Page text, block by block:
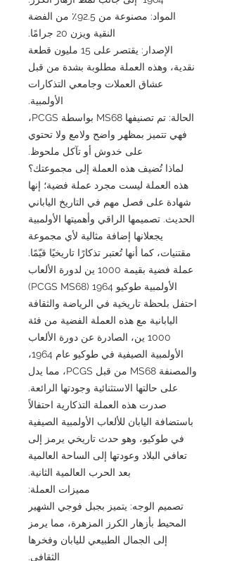
المواد: مصنوعة من 92.5٪ من الفضة
النقية ويزن 20 جرامًا.
الإصدار: يقتصر على 15 مليون قطعة
نقدية، وهذه العملة مطلوبة بشدة من قبل
عشاق العملات وجامعي التذكارات
الأولمبية.
الحالة: تم تصنيفها MS68 بواسطة PCGS،
فهي تتميز بمظهر واضح ولامع ولا تحتوي
على خدوش أو تآكل ملحوظ.
لماذا تُضيف هذه العملة إلى مجموعتك؟
هذه العملة ليست مجرد عملة فضية؛ إنها
شهادة على فصل مهم في التاريخ الياباني
الحديث. تصميمها الراقي وأهميتها الأولمبية
يجعلانها إضافة مثالية لأي مجموعة
مقتنيات، كما أنها تُعتبر تذكارًا تاريخيًا قيّمًا.
عملة فضية بقيمة 1000 ين لدورة الألعاب
الأولمبية طوكيو 1964 (PCGS MS68)
احتفل بلحظة تاريخية في الرياضة والثقافة
اليابانية مع هذه العملة الفضية من فئة
1000 ين، الصادرة عن دورة الألعاب
الأولمبية الصيفية في طوكيو عام 1964،
والمصنفة MS68 من قبل PCGS، مما يدل
على حالتها الاستثنائية وجودتها الرائعة.
صدرت هذه العملة التذكارية احتفالاً
باستضافة اليابان للألعاب الأولمبية الصيفية
في طوكيو، وهو حدث تاريخي يرمز إلى
تعافي البلاد وعودتها إلى الساحة العالمية
بعد الحرب العالمية الثانية.
مميزات العملة:
تصميم الوجه: يتميز بجبل فوجي الشهير
المحيط بأزهار الكرز المزهرة، مما يرمز
إلى الجمال الطبيعي لليابان وفخرها
الثقافي.